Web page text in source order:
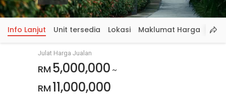
Info Lanjut Unit tersedia Lokasi Maklumat Harga
Julat Harga Jualan
RM 5,000,000 ~
RM 11,000,000